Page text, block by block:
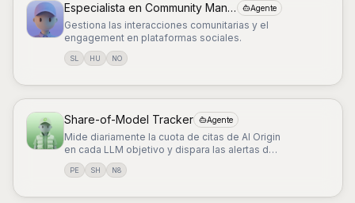
Especialista en Community Management Agente
Gestiona las interacciones comunitarias y el
engagement en plataformas sociales.
SL HU NO
Share-of-Model Tracker Agente
Mide diariamente la cuota de citas de AI Origin
en cada LLM objetivo y dispara las alertas de
anomalía.
PE SH N8